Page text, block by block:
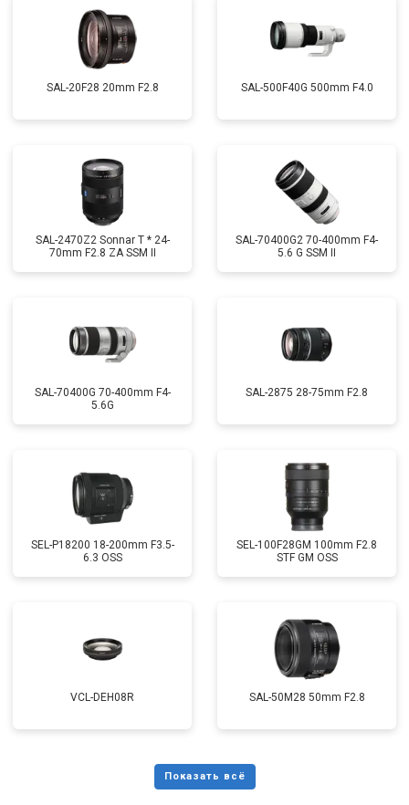
SAL-20F28 20mm F2.8 SAL-500F40G 500mm F4.0
SAL-2470Z2 Sonnar T * 24-
70mm F2.8 ZA SSM II
SAL-70400G2 70-400mm F4-
5.6 G SSM II
SAL-70400G 70-400mm F4-
5.6G
SAL-2875 28-75mm F2.8
SEL-P18200 18-200mm F3.5-
6.3 OSS
SEL-100F28GM 100mm F2.8
STF GM OSS
VCL-DEH08R SAL-50M28 50mm F2.8